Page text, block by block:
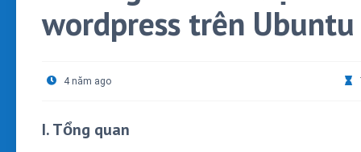
wordpress trên Ubuntu
4 năm ago
I. Tổng quan